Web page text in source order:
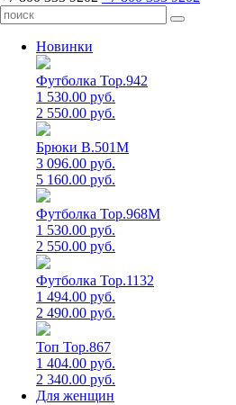
Новинки
Футболка Top.942
1 530.00 руб.
2 550.00 руб.
Брюки B.501M
3 096.00 руб.
5 160.00 руб.
Футболка Top.968M
1 530.00 руб.
2 550.00 руб.
Футболка Top.1132
1 494.00 руб.
2 490.00 руб.
Топ Top.867
1 404.00 руб.
2 340.00 руб.
Для женщин